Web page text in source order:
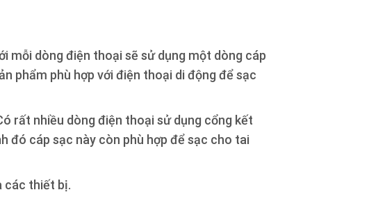
mỗi dòng điện thoại sẽ sử dụng một dòng cáp
phẩm phù hợp với điện thoại di động để sạc
rất nhiều dòng điện thoại sử dụng cổng kết
đó cáp sạc này còn phù hợp để sạc cho tai
các thiết bị.